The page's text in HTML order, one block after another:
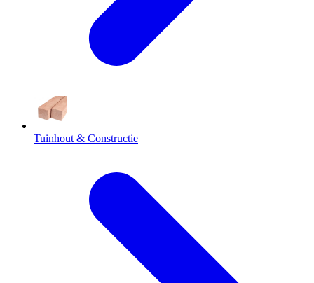
Tuinhout & Constructie